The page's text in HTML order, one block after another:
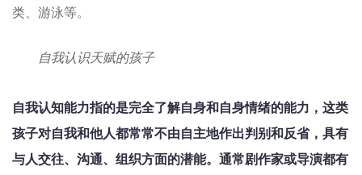
类、游泳等。
自我认识天赋的孩子
自我认知能力指的是完全了解自身和自身情绪的能力，这类
孩子对自我和他人都常常不由自主地作出判别和反省，具有
与人交往、沟通、组织方面的潜能。通常剧作家或导演都有